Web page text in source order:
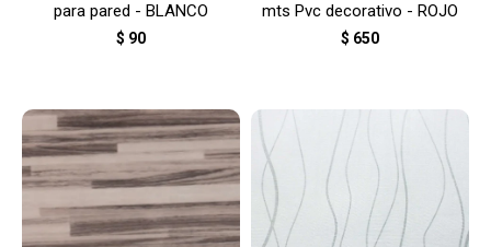
para pared - BLANCO
$ 90
mts Pvc decorativo - ROJO
$ 650